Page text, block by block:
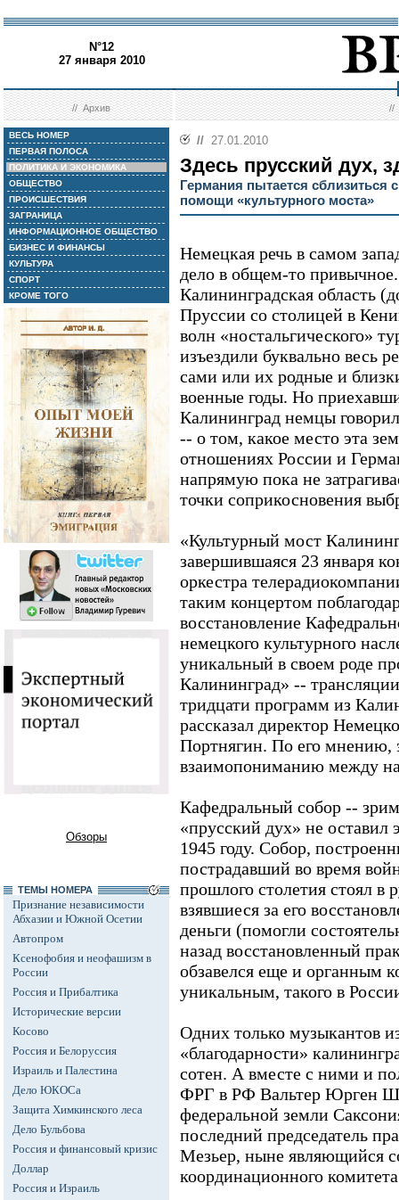
N°12
27 января 2010
//Архив //
ВЕСЬ НОМЕР
ПЕРВАЯ ПОЛОСА
ПОЛИТИКА И ЭКОНОМИКА
ОБЩЕСТВО
ПРОИСШЕСТВИЯ
ЗАГРАНИЦА
ИНФОРМАЦИОННОЕ ОБЩЕСТВО
БИЗНЕС И ФИНАНСЫ
КУЛЬТУРА
СПОРТ
КРОМЕ ТОГО
Обзоры
ТЕМЫ НОМЕРА
Признание независимости
Абхазии и Южной Осетии
Автопром
Ксенофобия и неофашизм в
России
Россия и Прибалтика
Исторические версии
Косово
Россия и Белоруссия
Израиль и Палестина
Дело ЮКОСа
Защита Химкинского леса
Дело Бульбова
Россия и финансовый кризис
Доллар
Россия и Израиль
// 27.01.2010
Здесь прусский дух,
Германия пытается сблизиться
помощи «культурного моста»
Немецкая речь в самом
дело в общем-то
Калининградская область
Пруссии со столицей в
волн «ностальгического»
изъездили буквально весь
сами или их родные и
военные годы. Но
Калининград немцы
-- о том, какое место эта
отношениях России и
напрямую пока не
точки соприкосновения
«Культурный мост
завершившаяся 23 января
оркестра
таким концертом
восстановление
немецкого культурного
уникальный в своем роде
Калининград» --
тридцати программ из
рассказал директор
Портнягин. По его мнению,
взаимопониманию между
Кафедральный собор --
«прусский дух» не
1945 году. Собор,
пострадавший во время
прошлого столетия стоял в
взявшиеся за его
деньги (помогли
назад восстановленный
обзавелся еще и органным
уникальным, такого в
Одних только музыкантов
«благодарности»
сотен. А вместе с ними и
ФРГ в РФ Вальтер Юрген
федеральной земли
последний председатель
Мезьер, ныне являющийся
координационного